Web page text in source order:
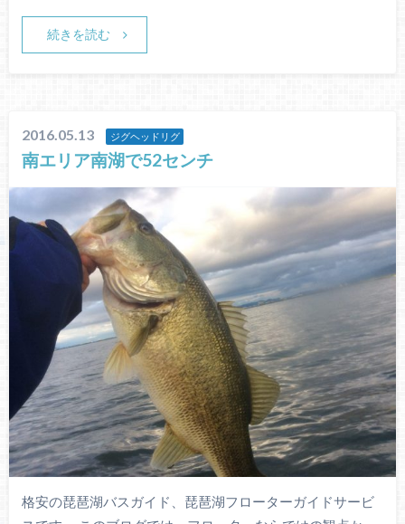
続きを読む
2016.05.13 ジグヘッドリグ
南エリア南湖で52センチ
格安の琵琶湖バスガイド、琵琶湖フローターガイドサービ